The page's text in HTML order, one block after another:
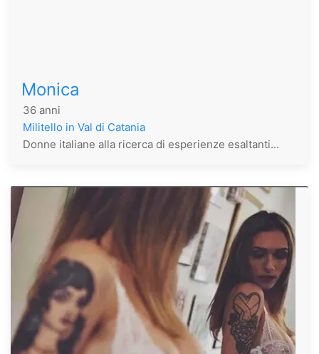
Monica
36 anni
Militello in Val di Catania
Donne italiane alla ricerca di esperienze esaltanti...